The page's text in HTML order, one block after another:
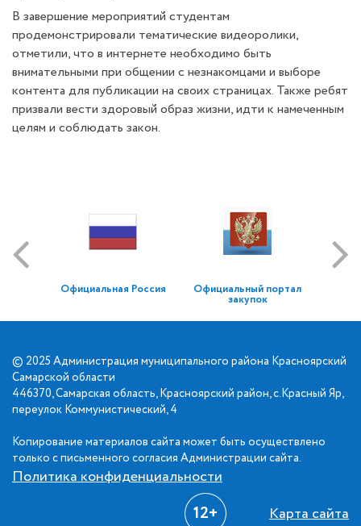
В завершение мероприятий студентам
продемонстрировали тематические видеоролики,
отметили, что в интернете необходимо быть
внимательными при общении с незнакомцами и выборе
контента для публикации на своих страницах. Также ребят
призвали вести здоровый образ жизни, идти к намеченным
целям и соблюдать закон.
Официальная Россия Официальный портал
закупок
© 2025 Администрация муниципального района Красноярский
Самарской области
446370, Самарская область, Красноярский район, с.Красный Яр,
переулок Коммунистический, 4
Копирование материалов сайта может быть осуществлено
только с письменного согласия Администрации сайта.
Политика конфиденциальности
12+ Карта сайта